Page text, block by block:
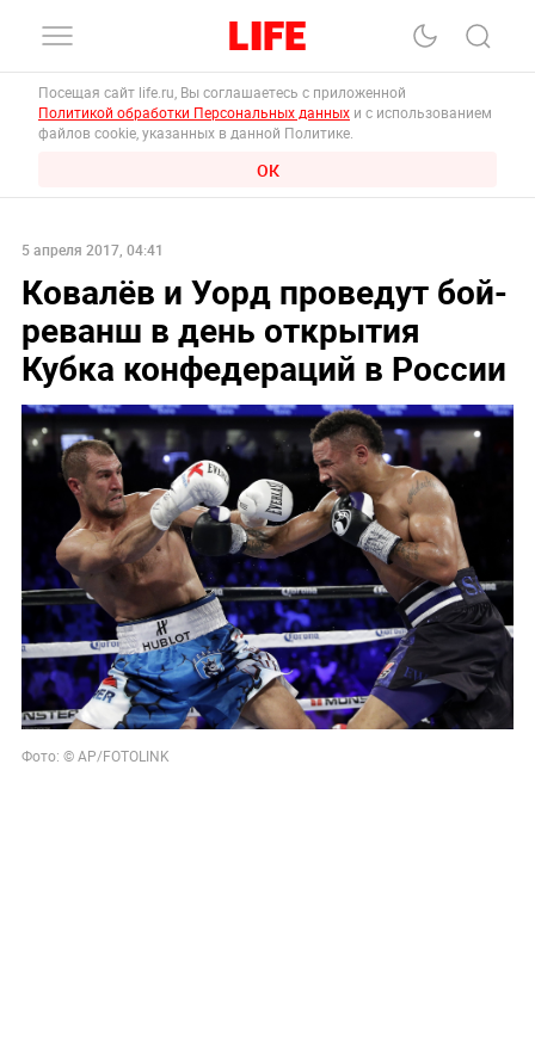
Посещая сайт life.ru, Вы соглашаетесь с приложенной
Политикой обработки Персональных данных и с использованием
файлов cookie, указанных в данной Политике.
ОК
5 апреля 2017, 04:41
Ковалёв и Уорд проведут бой-
реванш в день открытия
Кубка конфедераций в России
Фото: © AP/FOTOLINK